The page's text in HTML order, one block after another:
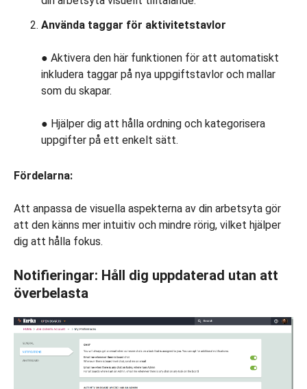
Använda taggar för aktivitetstavlor
● Aktivera den här funktionen för att automatiskt
inkludera taggar på nya uppgiftstavlor och mallar
som du skapar.
● Hjälper dig att hålla ordning och kategorisera
uppgifter på ett enkelt sätt.
Fördelarna:
Att anpassa de visuella aspekterna av din arbetsyta gör
att den känns mer intuitiv och mindre rörig, vilket hjälper
dig att hålla fokus.
Notifieringar: Håll dig uppdaterad utan att
överbelasta